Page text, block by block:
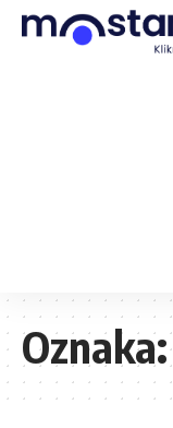
Oznaka: